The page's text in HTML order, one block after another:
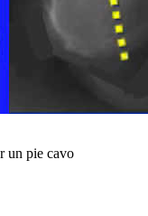
un pie cavo